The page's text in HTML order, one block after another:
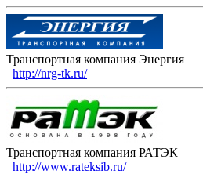
Транспортная компания Энергия
http://nrg-tk.ru/
Транспортная компания РАТЭК
http://www.rateksib.ru/